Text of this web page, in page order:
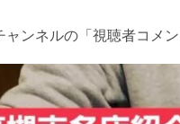
ャンネルの「視聴者コメ